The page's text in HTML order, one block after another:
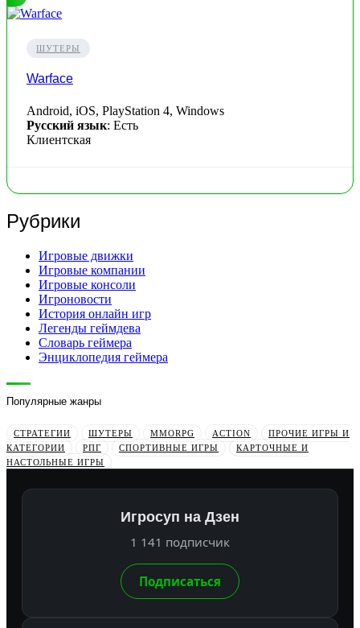
ШУТЕРЫ
Warface
Android, iOS, PlayStation 4, Windows
Русский язык: Есть
Клиентская
Рубрики
Игровые движки
Игровые компании
Игровые консоли
Игроновости
История онлайн игр
Легенды геймдева
Словарь геймера
Энциклопедия геймера
Популярные жанры
СТРАТЕГИИ ШУТЕРЫ MMORPG ACTION
ПРОЧИЕ ИГРЫ И
КАТЕГОРИИ
РПГ СПОРТИВНЫЕ ИГРЫ
КАРТОЧНЫЕ И
НАСТОЛЬНЫЕ ИГРЫ
Игросуп на Дзен
1 141 подписчик
Подписаться